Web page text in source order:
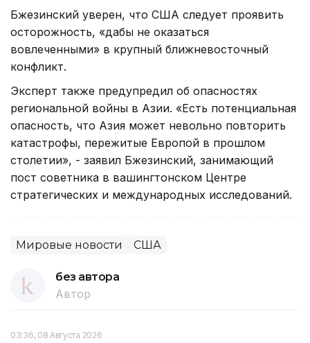
Бжезинский уверен, что США следует проявить
осторожность, «дабы не оказаться
вовлеченными» в крупный ближневосточный
конфликт.
Эксперт также предупредил об опасностях
региональной войны в Азии. «Есть потенциальная
опасность, что Азия может невольно повторить
катастрофы, пережитые Европой в прошлом
столетии», - заявил Бжезинский, занимающий
пост советника в вашингтонском Центре
стратегических и международных исследований.
Мировые новости США
без автора
Автор
03:36, 08 Августа 2026